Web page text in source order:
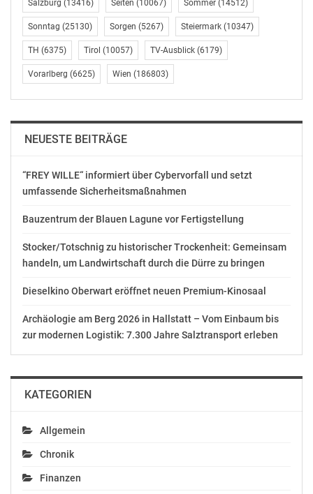
Mobilität. Gerade bei grenzüberschreitenden
Anwendungen braucht es gemeinsame Standards und
ein abgestimmtes Vorgehen. Österreich bringt sich
aktiv in diesen Prozess ein und gestaltet die Zukunft der
Mobilität in Europa mit“, betont Mobilitätsminister
VON DER ERPROBUNG ZUR BREITEN ANWENDUNG
Arbeitsstränge gestartet: Einerseits sollen gemeinsame
Grundsätze und Mindestkriterien für den Zugang zu
die praktische Umsetzung automatisierter
Mobilitätslösungen – etwa bei Planung, Finanzierung,
Beschaffung und Integration in bestehende
und Städten koordiniert werden.
Zusätzliche Impulse setzt die Europäische Kommission
mit einer vorgesehenen Förderung von 20 Millionen
autonomen Fahrens im Rahmen der Connecting Europe
Facility 2026.
GIPFEL IM HERBST FÜR GEMEINSAMEN WEG
Ein weiterer Höhepunkt folgt bereits im Herbst:
Mobilitätsminister Hanke lädt zu einem Gipfel aller
Salzburg (13416) Seiten (10067) Sommer (14512)
Sonntag (25130) Sorgen (5267) Steiermark (10347)
TH (6375) Tirol (10057) TV-Ausblick (6179)
Vorarlberg (6625) Wien (186803)
NEUESTE BEITRÄGE
“FREY WILLE“ informiert über Cybervorfall und setzt
umfassende Sicherheitsmaßnahmen
Bauzentrum der Blauen Lagune vor Fertigstellung
Stocker/Totschnig zu historischer Trockenheit: Gemeinsam
handeln, um Landwirtschaft durch die Dürre zu bringen
Dieselkino Oberwart eröffnet neuen Premium-Kinosaal
Archäologie am Berg 2026 in Hallstatt – Vom Einbaum bis
zur modernen Logistik: 7.300 Jahre Salztransport erleben
KATEGORIEN
Allgemein
Chronik
Finanzen